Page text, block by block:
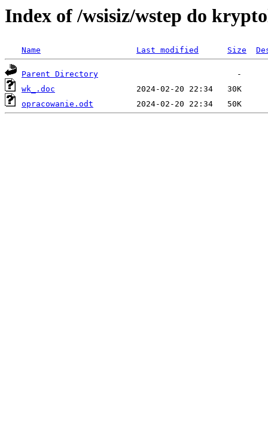
Index of /wsisiz/wstep do
Name Last modified Size
Parent Directory
wk_.doc
opracowanie.odt